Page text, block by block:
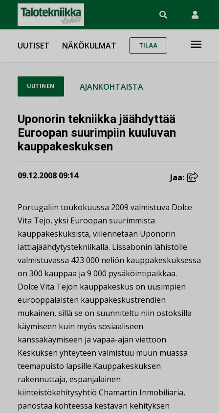
UUTISET NÄKÖKULMAT TILAA
UUTINEN AJANKOHTAISTA
Uponorin tekniikka jäähdyttää
Euroopan suurimpiin kuuluvan
kauppakeskuksen
09.12.2008 09:14 Jaa:
Portugaliin toukokuussa 2009 valmistuva Dolce
Vita Tejo, yksi Euroopan suurimmista
kauppakeskuksista, viilennetään Uponorin
lattiajäähdytystekniikalla. Lissabonin lähistölle
valmistuvassa 423 000 neliön kauppakeskuksessa
on 300 kauppaa ja 9 000 pysäköintipaikkaa.
Dolce Vita Tejon kauppakeskus on uusimpien
eurooppalaisten kauppakeskustrendien
mukainen, sillä se on suunniteltu niin ostoksilla
käymiseen kuin myös sosiaaliseen
kanssakäymiseen ja vapaa-ajan viettoon.
Keskuksen yhteyteen valmistuu muun muassa
teemapuisto lapsille.Kauppakeskuksen
rakennuttaja, espanjalainen
kiinteistökehitysyhtiö Chamartin Inmobiliaria,
panostaa kohteessa kestävän kehityksen